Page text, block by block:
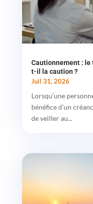
Cautionnement : le
t-il la caution ?
Juil 31, 2026
Lorsqu’une
bénéfice d’un
de veiller au...